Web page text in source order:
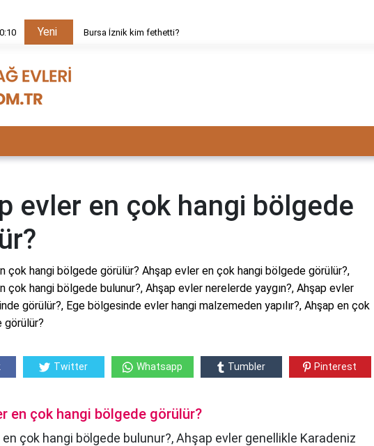
Yeni Bursa İznik kim fethetti?
evler en çok hangi bölgede
çok hangi bölgede görülür? Ahşap evler en çok hangi bölgede görülür?,
çok hangi bölgede bulunur?, Ahşap evler nerelerde yaygın?, Ahşap evler
görülür?, Ege bölgesinde evler hangi malzemeden yapılır?, Ahşap en çok
görülür?
Twitter Whatsapp Tumbler Pinterest
en çok hangi bölgede görülür?
çok hangi bölgede bulunur?, Ahşap evler genellikle Karadeniz